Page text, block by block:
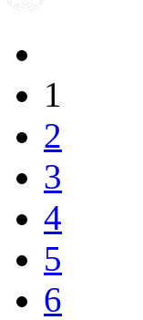
1
2
3
4
5
6